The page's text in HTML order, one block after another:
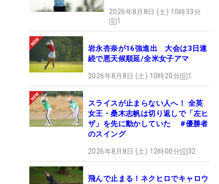
2026年8月8日 (土) 10時33分
1
岩永杏奈が16強進出 大会は3日連
続で悪天候順延/全米女子アマ
2026年8月8日 (土) 10時20分 1
スライスが止まらない人へ！ 全英
女王・桑木志帆は切り返しで「左ヒ
ザ」を先に動かしていた #優勝者
のスイング
2026年8月8日 (土) 12時00分 32
飛んで止まる！ネクヒロでキャロウ